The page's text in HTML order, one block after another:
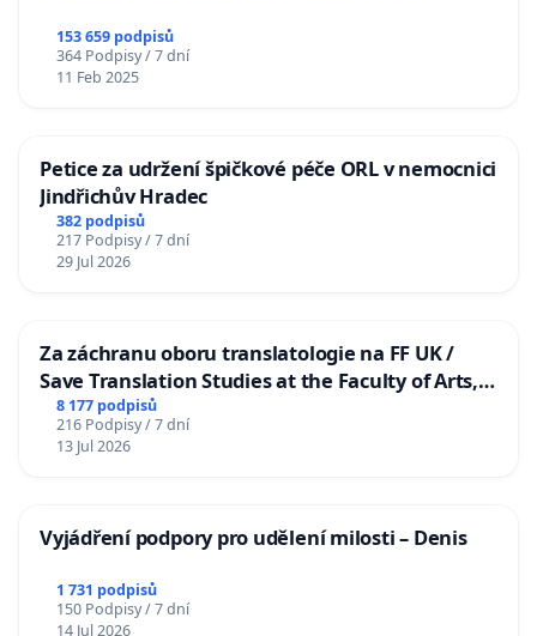
153 659 podpisů
364 Podpisy / 7 dní
11 Feb 2025
Petice za udržení špičkové péče ORL v nemocnici
Jindřichův Hradec
382 podpisů
217 Podpisy / 7 dní
29 Jul 2026
Za záchranu oboru translatologie na FF UK /
Save Translation Studies at the Faculty of Arts,
Charles University
8 177 podpisů
216 Podpisy / 7 dní
13 Jul 2026
Vyjádření podpory pro udělení milosti – Denis
1 731 podpisů
150 Podpisy / 7 dní
14 Jul 2026